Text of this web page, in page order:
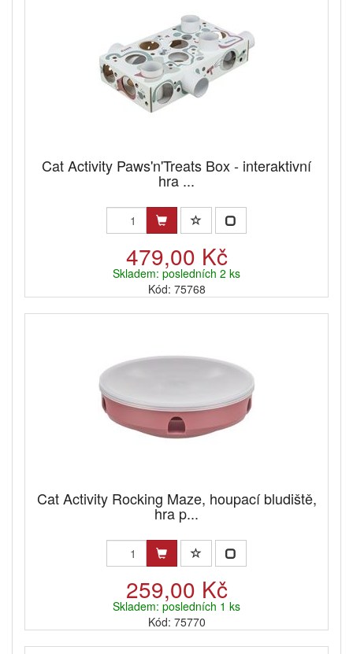
Cat Activity Paws'n'Treats Box - interaktivní
hra ...
479,00 Kč
Skladem: posledních 2 ks
Kód: 75768
Cat Activity Rocking Maze, houpací bludiště,
hra p...
259,00 Kč
Skladem: posledních 1 ks
Kód: 75770